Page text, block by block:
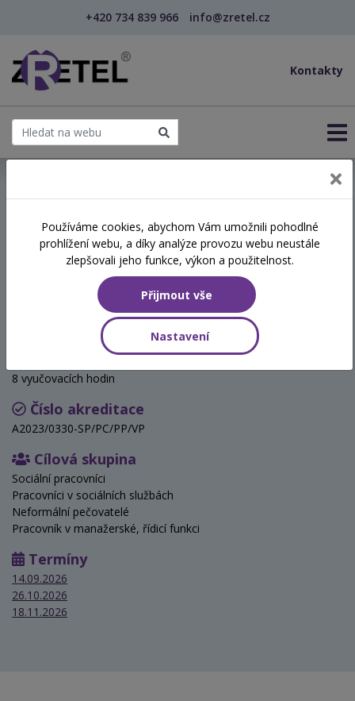
+420 734 839 966 info@zretel.cz
Kontakty
Z hlavy do těla - praktický
hravý workshop pro
skutečnou změnu
Hodinová dotace
8 vyučovacích hodin
Číslo akreditace
A2023/0330-SP/PC/PP/VP
Cílová skupina
Sociální pracovníci
Pracovníci v sociálních službách
Neformální pečovatelé
Pracovník v manažerské, řídicí funkci
Termíny
14.09.2026
26.10.2026
18.11.2026
Používáme cookies, abychom Vám umožnili pohodlné
prohlížení webu, a díky analýze provozu webu neustále
zlepšovali jeho funkce, výkon a použitelnost.
Přijmout vše
Nastavení